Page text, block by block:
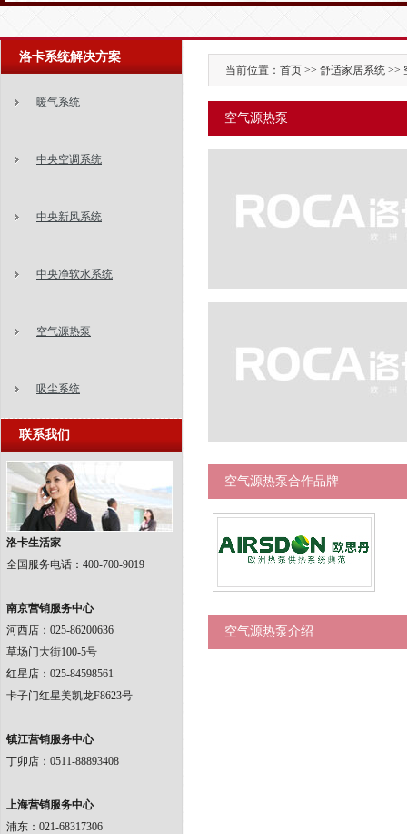
洛卡系统解决方案
暖气系统
中央空调系统
中央新风系统
中央净软水系统
空气源热泵
吸尘系统
联系我们
洛卡生活家
全国服务电话：400-700-9019
南京营销服务中心
河西店：025-86200636
草场门大街100-5号
红星店：025-84598561
卡子门红星美凯龙F8623号
镇江营销服务中心
丁卯店：0511-88893408
上海营销服务中心
浦东：021-68317306
当前位置：首页 >> 舒适家居系统 >>
空气源热泵
空气源热泵合作品牌
空气源热泵介绍